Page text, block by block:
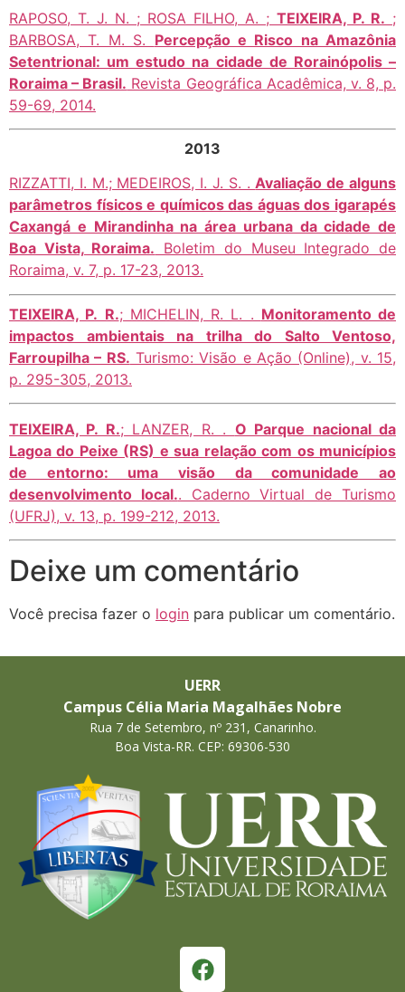
RAPOSO, T. J. N. ; ROSA FILHO, A. ; TEIXEIRA, P. R. ;
BARBOSA, T. M. S. Percepção e Risco na Amazônia
Setentrional: um estudo na cidade de Rorainópolis –
Roraima – Brasil. Revista Geográfica Acadêmica, v. 8, p.
59-69, 2014.
2013
RIZZATTI, I. M.; MEDEIROS, I. J. S. .Avaliação de alguns
parâmetros físicos e químicos das águas dos igarapés
Caxangá e Mirandinha na área urbana da cidade de
Boa Vista, Roraima. Boletim do Museu Integrado de
Roraima, v. 7, p. 17-23, 2013.
TEIXEIRA, P. R.; MICHELIN, R. L. . Monitoramento de
impactos ambientais na trilha do Salto Ventoso,
Farroupilha – RS. Turismo: Visão e Ação (Online), v. 15,
p. 295-305, 2013.
TEIXEIRA, P. R.; LANZER, R. . O Parque nacional da
Lagoa do Peixe (RS) e sua relação com os municípios
de entorno: uma visão da comunidade ao
desenvolvimento local.. Caderno Virtual de Turismo
(UFRJ), v. 13, p. 199-212, 2013.
Deixe um comentário
Você precisa fazer o login para publicar um comentário.
UERR
Campus Célia Maria Magalhães Nobre
Rua 7 de Setembro, nº 231, Canarinho.
Boa Vista-RR. CEP: 69306-530